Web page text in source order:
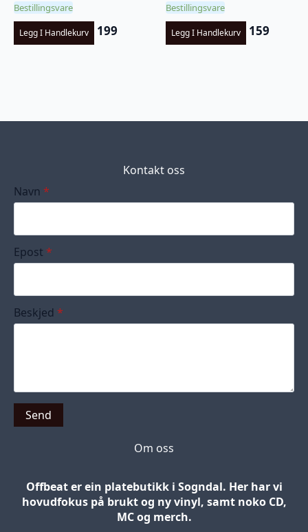
Bestillingsvare
Legg I Handlekurv 199
Bestillingsvare
Legg I Handlekurv 159
Kontakt oss
Navn *
Epost *
Beskjed *
Send
Om oss
Offbeat er ein platebutikk i Sogndal. Her har vi
hovudfokus på brukt og ny vinyl, samt noko CD,
MC og merch.